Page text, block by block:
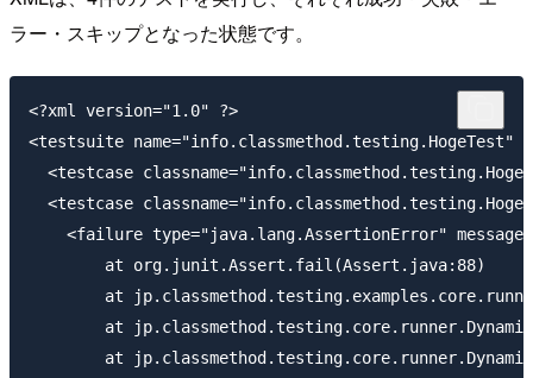
ラー・スキップとなった状態です。
<?xml version="1.0" ?>
<testsuite
<testcase
<testcase
<failure type="java.lang.AssertionError"